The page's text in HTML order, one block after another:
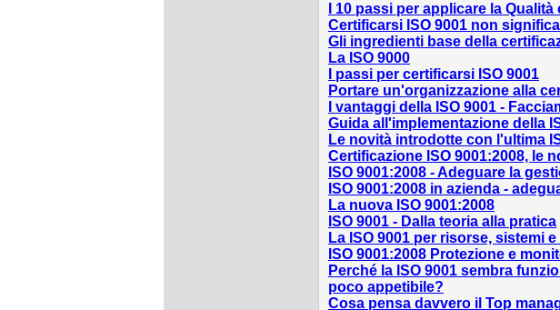
I 10 passi per applicare la Qualità
Certificarsi ISO 9001 non
Gli ingredienti base della
La ISO 9000
I passi per certificarsi ISO 9001
Portare un'organizzazione alla
I vantaggi della ISO 9001 -
Guida all'implementazione della
Le novità introdotte con l'ultima
Certificazione ISO 9001:2008, le
ISO 9001:2008 - Adeguare la
ISO 9001:2008 in azienda -
La nuova ISO 9001:2008
ISO 9001 - Dalla teoria alla pratica
La ISO 9001 per risorse, sistemi
ISO 9001:2008 Protezione e
Perché la ISO 9001 sembra
poco appetibile?
Cosa pensa davvero il Top